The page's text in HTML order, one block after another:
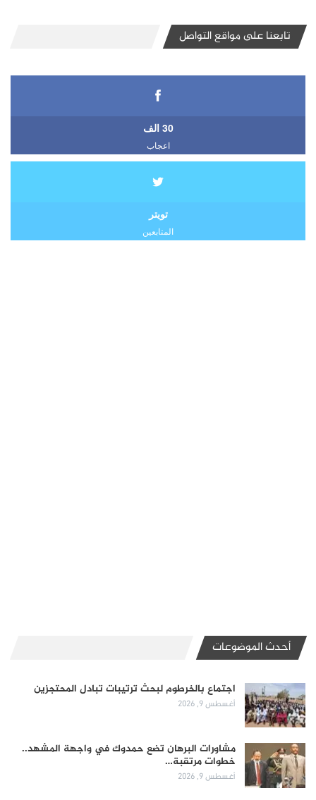
تابعنا على مواقع التواصل
30 الف
اعجاب
تويتر
المتابعين
أحدث الموضوعات
اجتماع بالخرطوم لبحث ترتيبات تبادل المحتجزين
أغسطس 9, 2026
مشاورات البرهان تضع حمدوك في واجهة المشهد..
خطوات مرتقبة…
أغسطس 9, 2026